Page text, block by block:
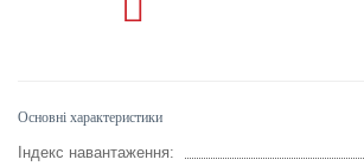
Основні характеристики
Індекс навантаження: